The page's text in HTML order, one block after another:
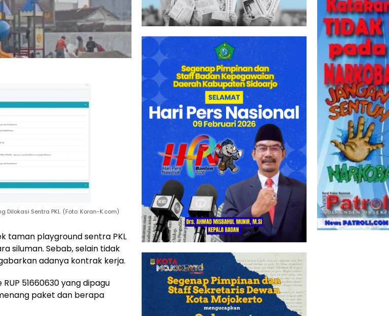
Sentra PKL. (Foto: Koran-K.com)
playground sentra PKL
siluman. Sebab, selain tidak
adanya kontrak kerja.
51660630 yang dipagu
paket dan berapa